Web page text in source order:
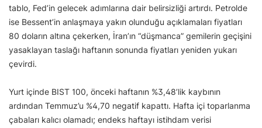
tablo, Fed’in gelecek adımlarına dair belirsizliği artırdı. Petrolde
ise Bessent’in anlaşmaya yakın olunduğu açıklamaları fiyatları
80 doların altına çekerken, İran’ın “düşmanca” gemilerin geçişini
yasaklayan taslağı haftanın sonunda fiyatları yeniden yukarı
çevirdi.
Yurt içinde BIST 100, önceki haftanın %3,48’lik kaybının
ardından Temmuz’u %4,70 negatif kapattı. Hafta içi toparlanma
çabaları kalıcı olamadı; endeks haftayı istihdam verisi